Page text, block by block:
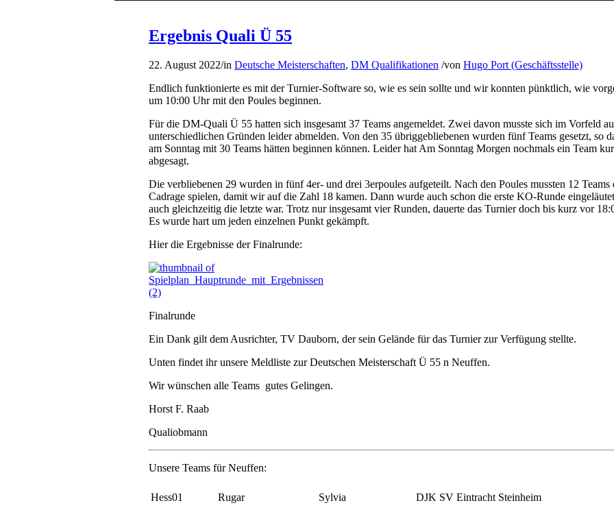
Ergebnis Quali Ü 55
22. August 2022/in Deutsche Meisterschaften, DM Qualifikationen /von Hugo Port (Geschäftsstelle)
Endlich funktionierte es mit der Turnier-Software so, wie es sein sollte und wir konnten pünktlich, wie
um 10:00 Uhr mit den Poules beginnen.
Für die DM-Quali Ü 55 hatten sich insgesamt 37 Teams angemeldet. Zwei davon musste sich im Vorfeld
unterschiedlichen Gründen leider abmelden. Von den 35 übriggebliebenen wurden fünf Teams gesetzt, so
am Sonntag mit 30 Teams hätten beginnen können. Leider hat Am Sonntag Morgen nochmals ein Team
abgesagt.
Die verbliebenen 29 wurden in fünf 4er- und drei 3erpoules aufgeteilt. Nach den Poules mussten 12 Teams
Cadrage spielen, damit wir auf die Zahl 18 kamen. Dann wurde auch schon die erste KO-Runde
auch gleichzeitig die letzte war. Trotz nur insgesamt vier Runden, dauerte das Turnier doch bis kurz vor
Es wurde hart um jeden einzelnen Punkt gekämpft.
Hier die Ergebnisse der Finalrunde:
Finalrunde
Ein Dank gilt dem Ausrichter, TV Dauborn, der sein Gelände für das Turnier zur Verfügung stellte.
Unten findet ihr unsere Meldliste zur Deutschen Meisterschaft Ü 55 n Neuffen.
Wir wünschen alle Teams gutes Gelingen.
Horst F. Raab
Qualiobmann
Unsere Teams für Neuffen:
Hess01 Rugar Sylvia DJK SV Eintracht Steinheim